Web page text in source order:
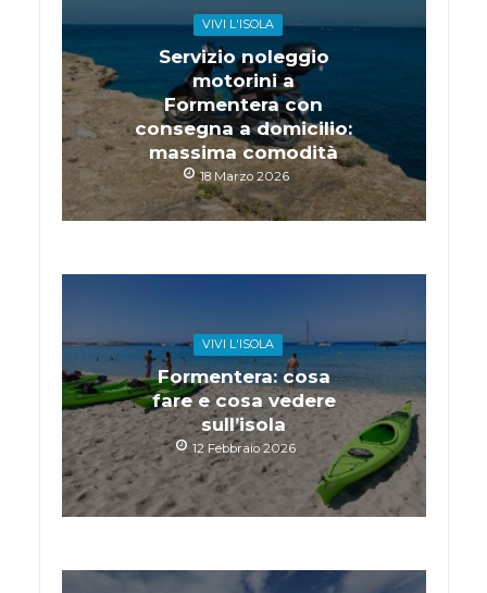
VIVI L'ISOLA
Servizio noleggio
motorini a
Formentera con
consegna a domicilio:
massima comodità
18 Marzo 2026
VIVI L'ISOLA
Formentera: cosa
fare e cosa vedere
sull’isola
12 Febbraio 2026